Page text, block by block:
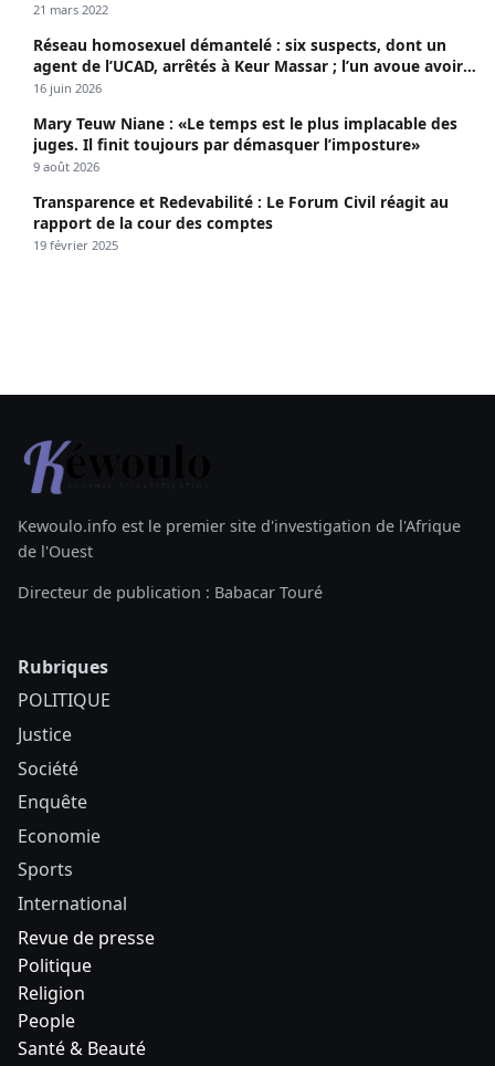
21 mars 2022
Réseau homosexuel démantelé : six suspects, dont un
agent de l’UCAD, arrêtés à Keur Massar ; l’un avoue avoir
propagé le VIH depuis 2018
16 juin 2026
Mary Teuw Niane : «Le temps est le plus implacable des
juges. Il finit toujours par démasquer l’imposture»
9 août 2026
Transparence et Redevabilité : Le Forum Civil réagit au
rapport de la cour des comptes
19 février 2025
Kewoulo.info est le premier site d'investigation de l'Afrique
de l'Ouest
Directeur de publication : Babacar Touré
Rubriques
POLITIQUE
Justice
Société
Enquête
Economie
Sports
International
Revue de presse
Politique
Religion
People
Santé & Beauté